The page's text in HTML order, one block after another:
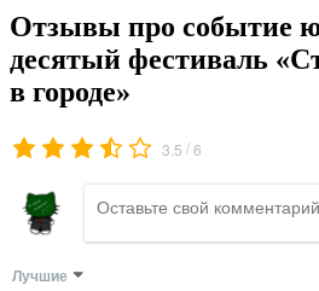
Отзывы про событие
десятый фестиваль
в городе»
3.5 /6
Лучшие